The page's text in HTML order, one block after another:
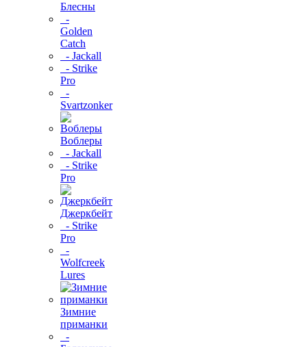
Блесны
-
Golden
Catch
- Jackall
- Strike
Pro
-
Svartzonker
Воблеры
- Jackall
- Strike
Pro
Джеркбейт
- Strike
Pro
-
Wolfcreek
Lures
Зимние
приманки
-